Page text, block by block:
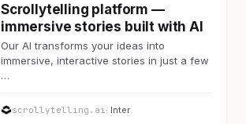
Scrollytelling platform —
immersive stories built with AI
Our AI transforms your ideas into
immersive, interactive stories in just a few
…
scrollytelling.ai · Inter